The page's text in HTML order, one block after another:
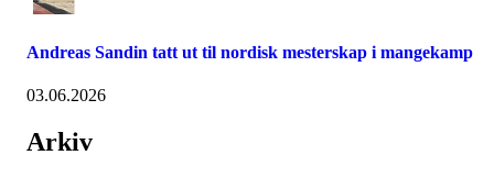
Andreas Sandin tatt ut til nordisk mesterskap i mangekamp
03.06.2026
Arkiv